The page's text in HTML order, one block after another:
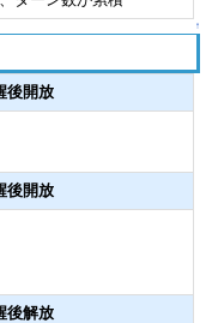
↑
後開放
後開放
後解放